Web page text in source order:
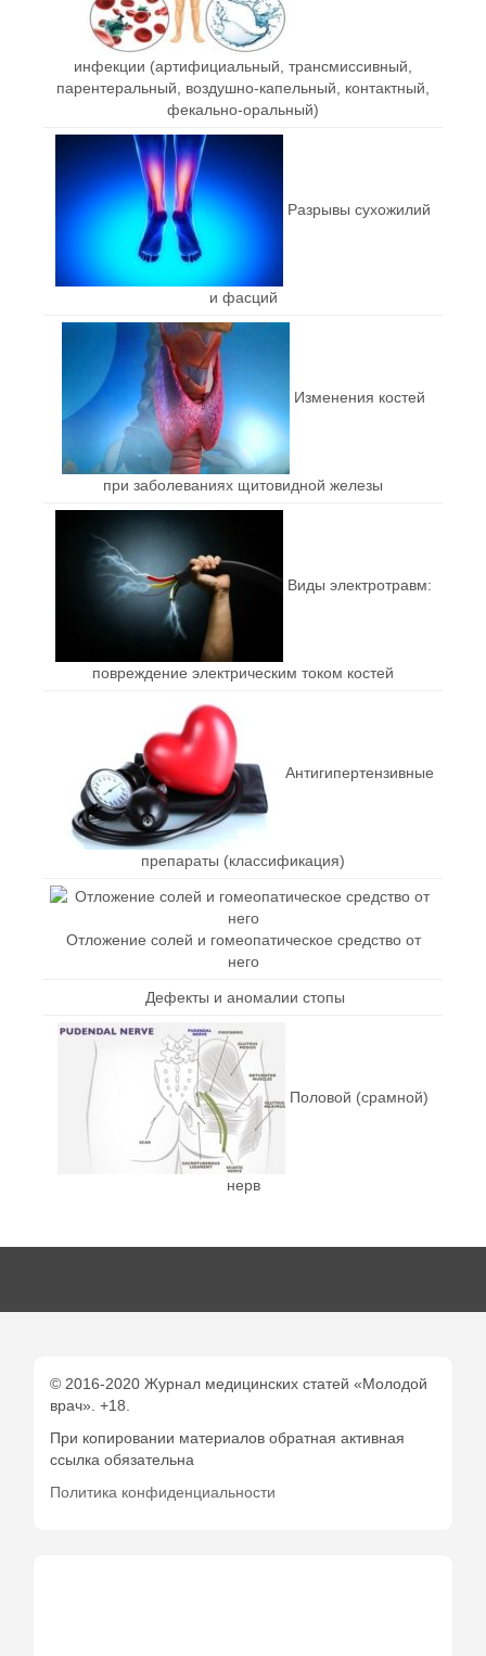
инфекции (артифициальный, трансмиссивный,
парентеральный, воздушно-капельный, контактный,
фекально-оральный)
Разрывы сухожилий
и фасций
Изменения костей
при заболеваниях щитовидной железы
Виды электротравм:
повреждение электрическим током костей
Антигипертензивные
препараты (классификация)
Отложение солей и гомеопатическое средство от
него
Дефекты и аномалии стопы
Половой (срамной)
нерв
© 2016-2020 Журнал медицинских статей «Молодой
врач». +18.
При копировании материалов обратная активная
ссылка обязательна
Политика конфиденциальности